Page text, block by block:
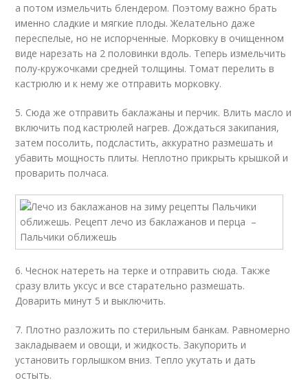
а потом измельчить блендером. Поэтому важно брать
именно сладкие и мягкие плоды. Желательно даже
переспелые, но не испорченные. Морковку в очищенном
виде нарезать на 2 половинки вдоль. Теперь измельчить
полу-кружочками средней толщины. Томат перелить в
кастрюлю и к нему же отправить морковку.
5. Сюда же отправить баклажаны и перчик. Влить масло и
включить под кастрюлей нагрев. Дождаться закипания,
затем посолить, подсластить, аккуратно размешать и
убавить мощность плиты. Неплотно прикрыть крышкой и
проварить полчаса.
6. Чеснок натереть на терке и отправить сюда. Также
сразу влить уксус и все старательно размешать.
Доварить минут 5 и выключить.
7. Плотно разложить по стерильным банкам. Равномерно
закладываем и овощи, и жидкость. Закупорить и
установить горлышком вниз. Тепло укутать и дать
остыть.